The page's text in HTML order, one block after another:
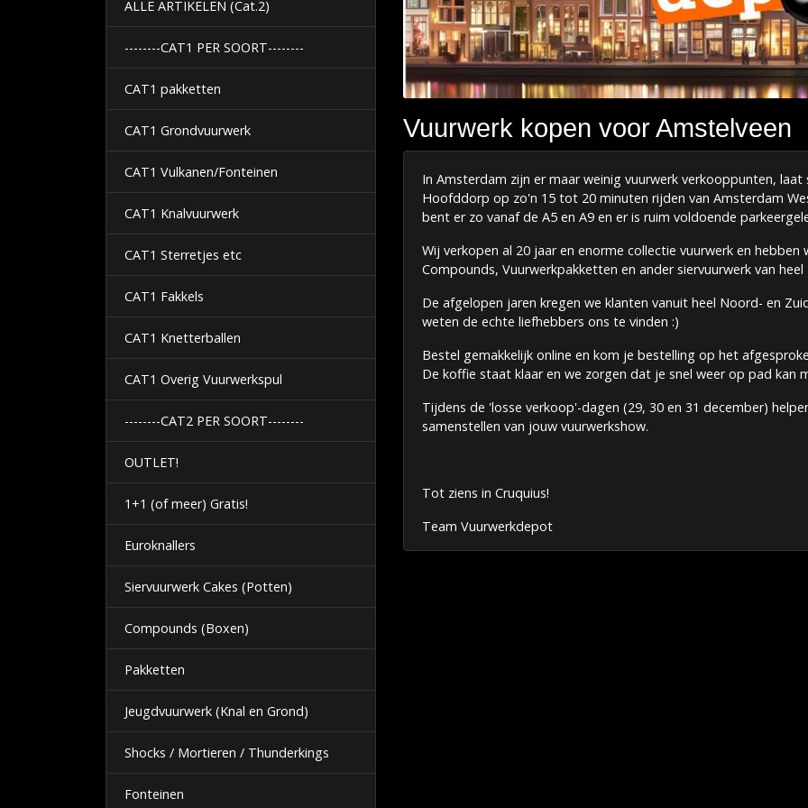
ALLE ARTIKELEN (Cat.2)
--------CAT1 PER SOORT--------
CAT1 pakketten
CAT1 Grondvuurwerk
CAT1 Vulkanen/Fonteinen
CAT1 Knalvuurwerk
CAT1 Sterretjes etc
CAT1 Fakkels
CAT1 Knetterballen
CAT1 Overig Vuurwerkspul
--------CAT2 PER SOORT--------
OUTLET!
1+1 (of meer) Gratis!
Euroknallers
Siervuurwerk Cakes (Potten)
Compounds (Boxen)
Pakketten
Jeugdvuurwerk (Knal en Grond)
Shocks / Mortieren / Thunderkings
Fonteinen
Vuurwerk kopen voor Amstelveen
In Amsterdam zijn er maar weinig vuurwerk verkooppunten,
Hoofddorp op zo'n 15 tot 20 minuten rijden van Amsterdam
bent er zo vanaf de A5 en A9 en er is ruim voldoende
Wij verkopen al 20 jaar en enorme collectie vuurwerk en
Compounds, Vuurwerkpakketten en ander siervuurwerk van
De afgelopen jaren kregen we klanten vanuit heel Noord- en
weten de echte liefhebbers ons te vinden :)
Bestel gemakkelijk online en kom je bestelling op het
De koffie staat klaar en we zorgen dat je snel weer op pad kan
Tijdens de 'losse verkoop'-dagen (29, 30 en 31 december)
samenstellen van jouw vuurwerkshow.
Tot ziens in Cruquius!
Team Vuurwerkdepot